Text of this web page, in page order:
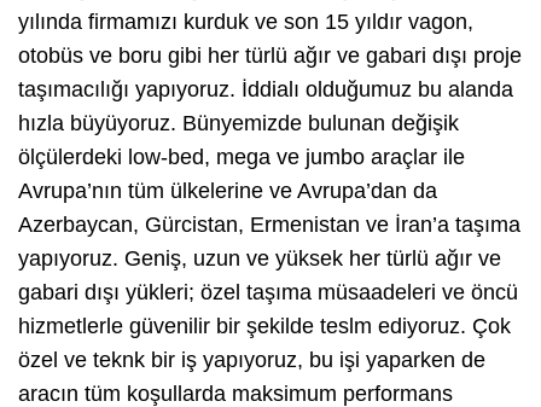
yılında firmamızı kurduk ve son 15 yıldır vagon,
otobüs ve boru gibi her türlü ağır ve gabari dışı proje
taşımacılığı yapıyoruz. İddialı olduğumuz bu alanda
hızla büyüyoruz. Bünyemizde bulunan değişik
ölçülerdeki low-bed, mega ve jumbo araçlar ile
Avrupa’nın tüm ülkelerine ve Avrupa’dan da
Azerbaycan, Gürcistan, Ermenistan ve İran’a taşıma
yapıyoruz. Geniş, uzun ve yüksek her türlü ağır ve
gabari dışı yükleri; özel taşıma müsaadeleri ve öncü
hizmetlerle güvenilir bir şekilde teslm ediyoruz. Çok
özel ve teknk bir iş yapıyoruz, bu işi yaparken de
aracın tüm koşullarda maksimum performans